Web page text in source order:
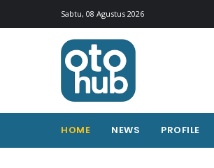
Sabtu, 08 Agustus 2026
HOME NEWS PROFILE
Otohub.co
Portal berita otomotif Indonesia terkini